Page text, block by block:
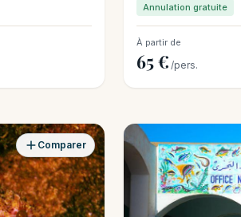
Annulation gratuite
À partir de
65 € /pers.
Comparer